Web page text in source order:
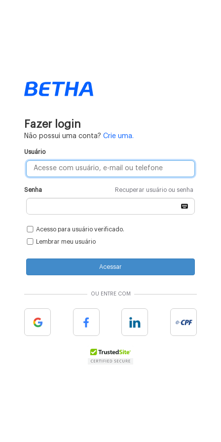
Fazer login
Não possui uma conta? Crie uma.
Usuário
Senha Recuperar usuário ou senha
Acesso para usuário verificado.
Lembrar meu usuário
Acessar
OU ENTRE COM